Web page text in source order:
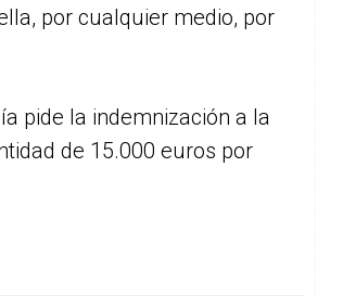
por cualquier medio, por
pide la indemnización a la
de 15.000 euros por